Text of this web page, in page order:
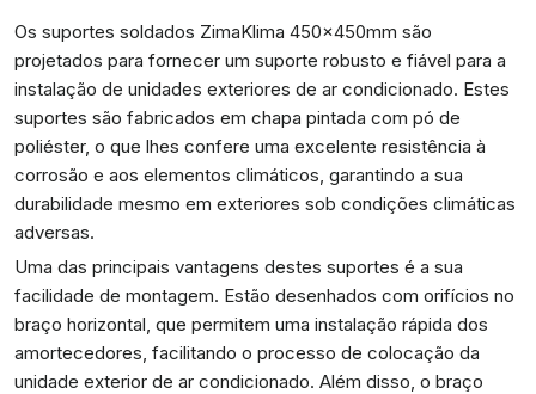
Os suportes soldados ZimaKlima 450x450mm são
projetados para fornecer um suporte robusto e fiável para a
instalação de unidades exteriores de ar condicionado. Estes
suportes são fabricados em chapa pintada com pó de
poliéster, o que lhes confere uma excelente resistência à
corrosão e aos elementos climáticos, garantindo a sua
durabilidade mesmo em exteriores sob condições climáticas
adversas.
Uma das principais vantagens destes suportes é a sua
facilidade de montagem. Estão desenhados com orifícios no
braço horizontal, que permitem uma instalação rápida dos
amortecedores, facilitando o processo de colocação da
unidade exterior de ar condicionado. Além disso, o braço